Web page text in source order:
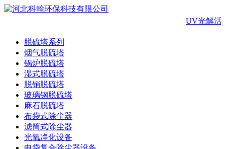
UV光解活
脱硫塔系列
烟气脱硫塔
锅炉脱硫塔
湿式脱硫塔
脱销脱硫塔
玻璃钢脱硫塔
麻石脱硫塔
布袋式除尘器
滤筒式除尘器
光氧净化设备